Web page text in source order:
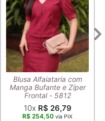
Blusa Alfaiataria com
Manga Bufante e Zíper
Frontal - 5812
10x R$ 26,79
R$ 254,50 via PIX